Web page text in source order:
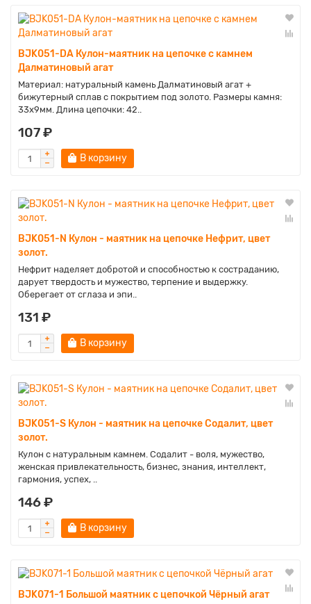
BJK051-DA Кулон-маятник на цепочке с камнем
Далматиновый агат
Материал: натуральный камень Далматиновый агат +
бижутерный сплав с покрытием под золото. Размеры камня:
33х9мм. Длина цепочки: 42..
107 ₽
В корзину
BJK051-N Кулон - маятник на цепочке Нефрит, цвет
золот.
Нефрит наделяет добротой и способностью к состраданию,
дарует твердость и мужество, терпение и выдержку.
Оберегает от сглаза и эпи..
131 ₽
В корзину
BJK051-S Кулон - маятник на цепочке Содалит, цвет
золот.
Кулон с натуральным камнем. Содалит - воля, мужество,
женская привлекательность, бизнес, знания, интеллект,
гармония, успех, ..
146 ₽
В корзину
BJK071-1 Большой маятник с цепочкой Чёрный агат